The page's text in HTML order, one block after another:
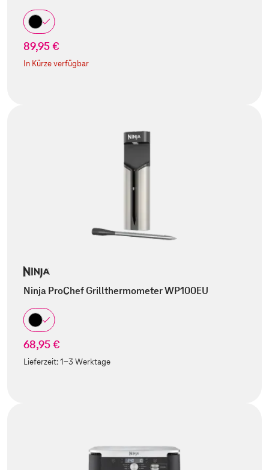
89,95 €
In Kürze verfügbar
Ninja ProChef Grillthermometer WP100EU
68,95 €
Lieferzeit:1-3 Werktage